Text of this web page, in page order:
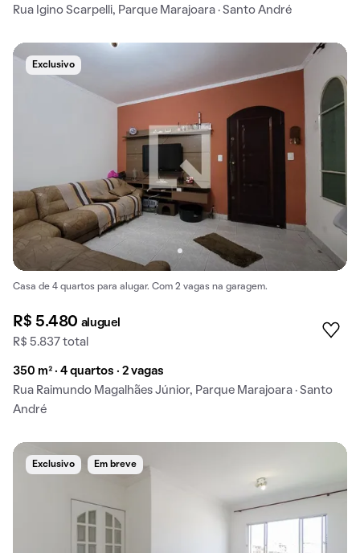
Rua Igino Scarpelli, Parque Marajoara · Santo André
Exclusivo
Casa de 4 quartos para alugar. Com 2 vagas na garagem.
R$ 5.480 aluguel
R$ 5.837 total
350 m² · 4 quartos · 2 vagas
Rua Raimundo Magalhães Júnior, Parque Marajoara · Santo
André
Exclusivo Em breve